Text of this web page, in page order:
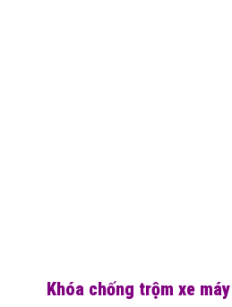
Khóa chống trộm xe